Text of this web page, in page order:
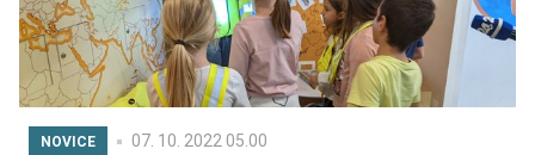
NOVICE 07. 10. 2022 05.00